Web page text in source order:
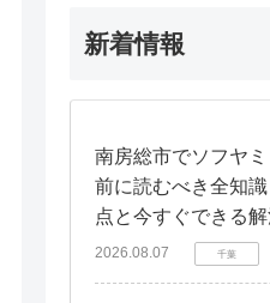
新着情報
南房総市でソフヤ
前に読むべき全知
点と今すぐできる
2026.08.07 千葉